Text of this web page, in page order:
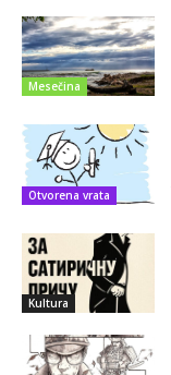
Mesečina
Otvorena vrata
Kultura